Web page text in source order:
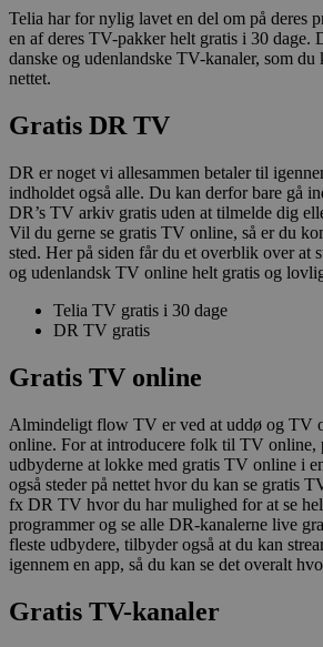
Telia har for nylig lavet en del om på deres
en af deres TV-pakker helt gratis i 30 dage.
danske og udenlandske TV-kanaler, som du
nettet.
Gratis DR TV
DR er noget vi allesammen betaler til
indholdet også alle. Du kan derfor bare gå
DR’s TV arkiv gratis uden at tilmelde dig
Vil du gerne se gratis TV online, så er du
sted. Her på siden får du et overblik over at
og udenlandsk TV online helt gratis og
Telia TV gratis i 30 dage
DR TV gratis
Gratis TV online
Almindeligt flow TV er ved at uddø og TV
online. For at introducere folk til TV online,
udbyderne at lokke med gratis TV online i
også steder på nettet hvor du kan se gratis
fx DR TV hvor du har mulighed for at se
programmer og se alle DR-kanalerne live
fleste udbydere, tilbyder også at du kan
igennem en app, så du kan se det overalt
Gratis TV-kanaler